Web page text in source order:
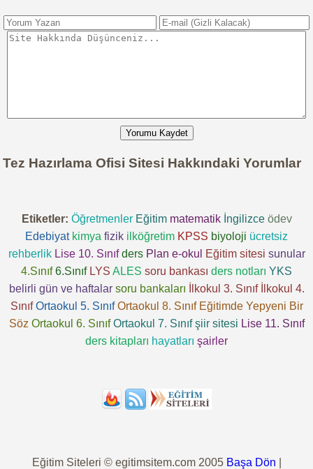
Yorumu Kaydet
Tez Hazırlama Ofisi Sitesi Hakkındaki Yorumlar
Etiketler: Öğretmenler Eğitim matematik İngilizce ödev
Edebiyat kimya fizik ilköğretim KPSS biyoloji ücretsiz
rehberlik Lise 10. Sınıf ders Plan e-okul Eğitim sitesi sunular
4.Sınıf 6.Sınıf LYS ALES soru bankası ders notları YKS
belirli gün ve haftalar soru bankaları İlkokul 3. Sınıf
İlkokul 4.
Sınıf Ortaokul 5. Sınıf Ortaokul 8. Sınıf Eğitimde Yepyeni Bir
Söz Ortaokul 6. Sınıf Ortaokul 7. Sınıf şiir sitesi Lise 11. Sınıf
ders kitapları hayatları şairler
Eğitim Siteleri © egitimsitem.com 2005 Başa Dön